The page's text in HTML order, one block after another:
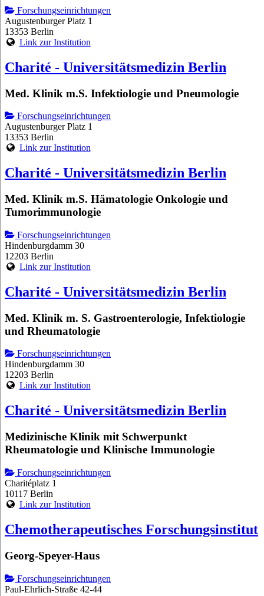
Forschungseinrichtungen
Augustenburger Platz 1
13353 Berlin
Link zur Institution
Charité - Universitätsmedizin Berlin
Med. Klinik m.S. Infektiologie und Pneumologie
Forschungseinrichtungen
Augustenburger Platz 1
13353 Berlin
Link zur Institution
Charité - Universitätsmedizin Berlin
Med. Klinik m.S. Hämatologie Onkologie und
Tumorimmunologie
Forschungseinrichtungen
Hindenburgdamm 30
12203 Berlin
Link zur Institution
Charité - Universitätsmedizin Berlin
Med. Klinik m. S. Gastroenterologie, Infektiologie
und Rheumatologie
Forschungseinrichtungen
Hindenburgdamm 30
12203 Berlin
Link zur Institution
Charité - Universitätsmedizin Berlin
Medizinische Klinik mit Schwerpunkt
Rheumatologie und Klinische Immunologie
Forschungseinrichtungen
Charitéplatz 1
10117 Berlin
Link zur Institution
Chemotherapeutisches Forschungsinstitut
Georg-Speyer-Haus
Forschungseinrichtungen
Paul-Ehrlich-Straße 42-44